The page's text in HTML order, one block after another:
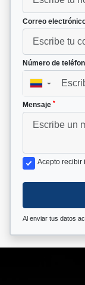
Correo
Número de
▼
Mensaje *
Acepto recibir
Al enviar tus datos